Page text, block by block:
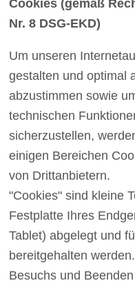
Cookies (gemäß
Nr. 8 DSG-EKD)
Um unseren
gestalten und optimal
abzustimmen sowie
technischen
sicherzustellen,
einigen Bereichen
von Drittanbietern.
"Cookies" sind kleine
Festplatte Ihres
Tablet) abgelegt und
bereitgehalten
Besuchs und